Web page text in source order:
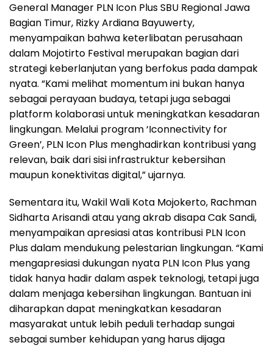
General Manager PLN Icon Plus SBU Regional Jawa
Bagian Timur, Rizky Ardiana Bayuwerty,
menyampaikan bahwa keterlibatan perusahaan
dalam Mojotirto Festival merupakan bagian dari
strategi keberlanjutan yang berfokus pada dampak
nyata. “Kami melihat momentum ini bukan hanya
sebagai perayaan budaya, tetapi juga sebagai
platform kolaborasi untuk meningkatkan kesadaran
lingkungan. Melalui program ‘Iconnectivity for
Green’, PLN Icon Plus menghadirkan kontribusi yang
relevan, baik dari sisi infrastruktur kebersihan
maupun konektivitas digital,” ujarnya.
Sementara itu, Wakil Wali Kota Mojokerto, Rachman
Sidharta Arisandi atau yang akrab disapa Cak Sandi,
menyampaikan apresiasi atas kontribusi PLN Icon
Plus dalam mendukung pelestarian lingkungan. “Kami
mengapresiasi dukungan nyata PLN Icon Plus yang
tidak hanya hadir dalam aspek teknologi, tetapi juga
dalam menjaga kebersihan lingkungan. Bantuan ini
diharapkan dapat meningkatkan kesadaran
masyarakat untuk lebih peduli terhadap sungai
sebagai sumber kehidupan yang harus dijaga